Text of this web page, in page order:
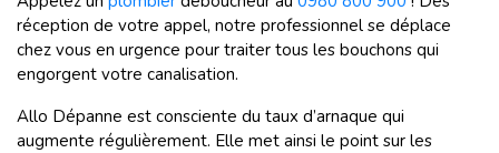
réception de votre appel, notre professionnel se déplace
chez vous en urgence pour traiter tous les bouchons qui
engorgent votre canalisation.
Allo Dépanne est consciente du taux d’arnaque qui
augmente régulièrement. Elle met ainsi le point sur les